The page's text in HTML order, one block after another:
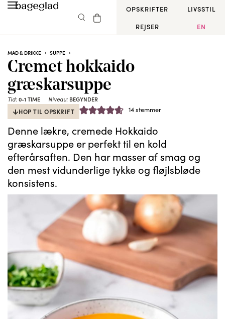
OPSKRIFTER
LIVSSTIL
REJSER
EN
MAD & DRIKKE SUPPE
Cremet hokkaido
græskarsuppe
Tid:0-1 TIME Niveau: BEGYNDER
HOP TIL OPSKRIFT 14stemmer
Denne lækre, cremede Hokkaido
græskarsuppe er perfekt til en kold
efterårsaften. Den har masser af smag og
den mest vidunderlige tykke og fløjlsbløde
konsistens.